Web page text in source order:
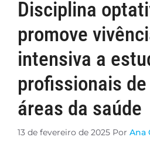
Disciplina
promove
intensiva a
profissionais
áreas da saúde
13 de fevereiro de 2025 Por Ana